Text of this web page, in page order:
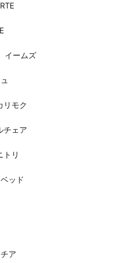
イームズ
リモク
チェア
トリ
ッド
ア